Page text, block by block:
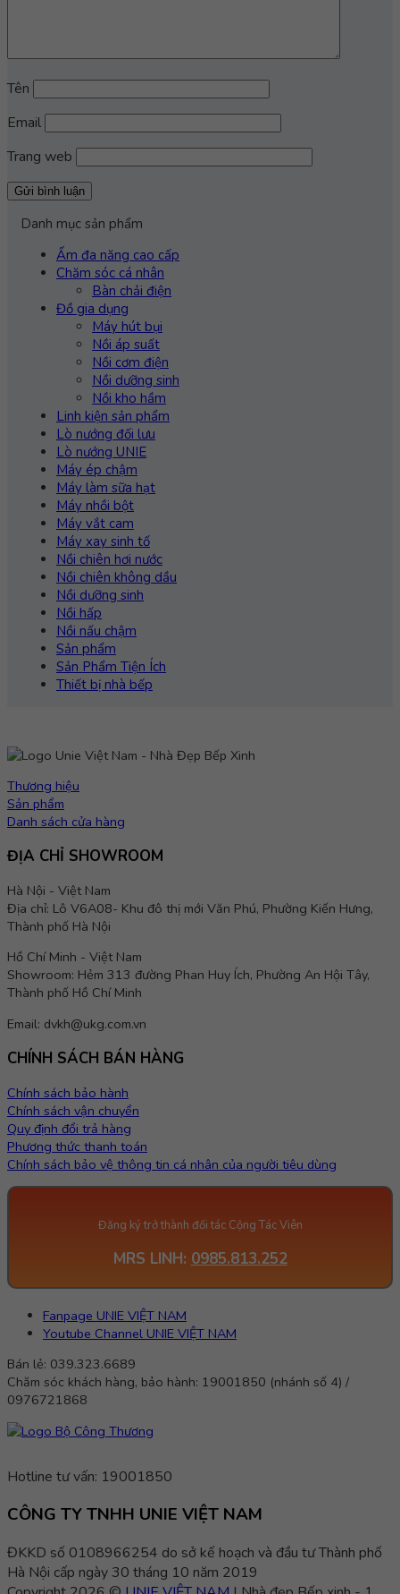
Tên
Email
Trang web
Danh mục sản phẩm
Ấm đa năng cao cấp
Chăm sóc cá nhân
Bàn chải điện
Đồ gia dụng
Máy hút bụi
Nồi áp suất
Nồi cơm điện
Nồi dưỡng sinh
Nồi kho hầm
Linh kiện sản phẩm
Lò nướng đối lưu
Lò nướng UNIE
Máy ép chậm
Máy làm sữa hạt
Máy nhồi bột
Máy vắt cam
Máy xay sinh tố
Nồi chiên hơi nước
Nồi chiên không dầu
Nồi dưỡng sinh
Nồi hấp
Nồi nấu chậm
Sản phẩm
Sản Phẩm Tiện Ích
Thiết bị nhà bếp
Thương hiệu
Sản phẩm
Danh sách cửa hàng
ĐỊA CHỈ SHOWROOM
Hà Nội - Việt Nam
Địa chỉ: Lô V6A08- Khu đô thị mới Văn Phú, Phường Kiến Hưng,
Thành phố Hà Nội
Hồ Chí Minh - Việt Nam
Showroom: Hẻm 313 đường Phan Huy Ích, Phường An Hội Tây,
Thành phố Hồ Chí Minh
Email: dvkh@ukg.com.vn
CHÍNH SÁCH BÁN HÀNG
Chính sách bảo hành
Chính sách vận chuyển
Quy định đổi trả hàng
Phương thức thanh toán
Chính sách bảo vệ thông tin cá nhân của người tiêu dùng
Đăng ký trở thành đối tác Cộng Tác Viên
MRS LINH: 0985.813.252
Fanpage UNIE VIỆT NAM
Youtube Channel UNIE VIỆT NAM
Bán lẻ: 039.323.6689
Chăm sóc khách hàng, bảo hành: 19001850 (nhánh số 4) /
0976721868
Hotline tư vấn: 19001850
CÔNG TY TNHH UNIE VIỆT NAM
ĐKKD số 0108966254 do sở kế hoạch và đầu tư Thành phố
Hà Nội cấp ngày 30 tháng 10 năm 2019